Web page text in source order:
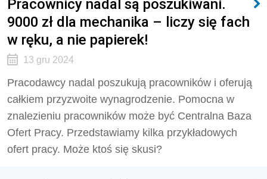
Pracownicy nadal są poszukiwani.
9000 zł dla mechanika – liczy się fach
w ręku, a nie papierek!
13 gru 2024
Pracodawcy nadal poszukują pracowników i oferują
całkiem przyzwoite wynagrodzenie. Pomocna w
znalezieniu pracowników może być Centralna Baza
Ofert Pracy. Przedstawiamy kilka przykładowych
ofert pracy. Może ktoś się skusi?